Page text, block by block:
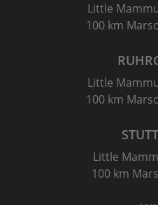
Little
100 km
Little
100 km
Little
100 km